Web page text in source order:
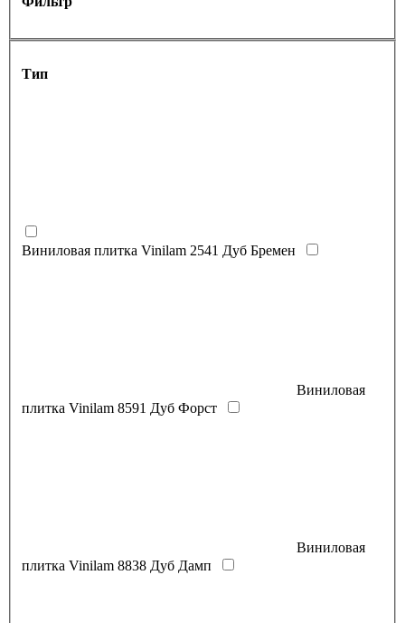
Тип
Виниловая плитка Vinilam 2541 Дуб Бремен
Виниловая
плитка Vinilam 8591 Дуб Форст
Виниловая
плитка Vinilam 8838 Дуб Дамп